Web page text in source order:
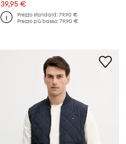
39,95 €
Prezzo standard:79,90 €
Prezzo più basso:79,90 €